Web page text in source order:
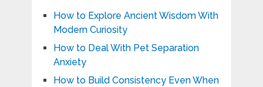
How to Explore Ancient Wisdom With
Modern Curiosity
How to Deal With Pet Separation
Anxiety
How to Build Consistency Even When